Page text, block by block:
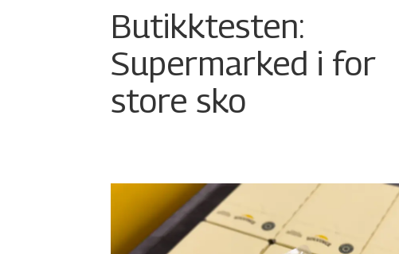
Butikktesten:
Supermarked i for
store sko